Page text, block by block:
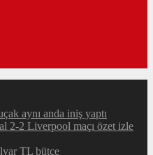
aynı anda iniş yaptı
2 Liverpool maçı özet izle
TL bütçe